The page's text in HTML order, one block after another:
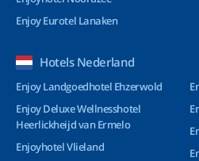
Enjoy Eurotel Lanaken
Hotels Nederland
Enjoy Landgoedhotel Ehzerwold
Enjoy Deluxe Wellnesshotel
Heerlickheijd van Ermelo
Enjoyhotel Vlieland